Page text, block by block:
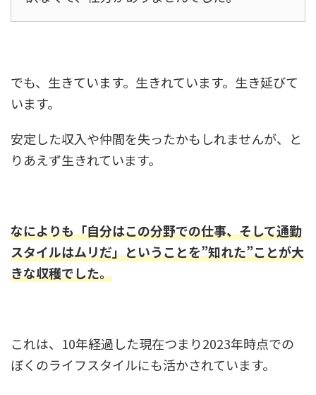
でも、生きています。生きれています。生き延びて
います。
安定した収入や仲間を失ったかもしれませんが、と
りあえず生きれています。
なによりも「自分はこの分野での仕事、そして通勤
スタイルはムリだ」ということを”知れた”ことが大
きな収穫でした。
これは、10年経過した現在つまり2023年時点での
ぼくのライフスタイルにも活かされています。